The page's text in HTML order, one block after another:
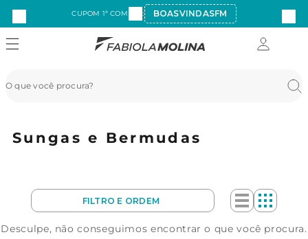
CUPOM 1ª COMPRA: BOASVINDASFM
Sungas e Bermudas
Desculpe, não conseguimos encontrar o que você procura.